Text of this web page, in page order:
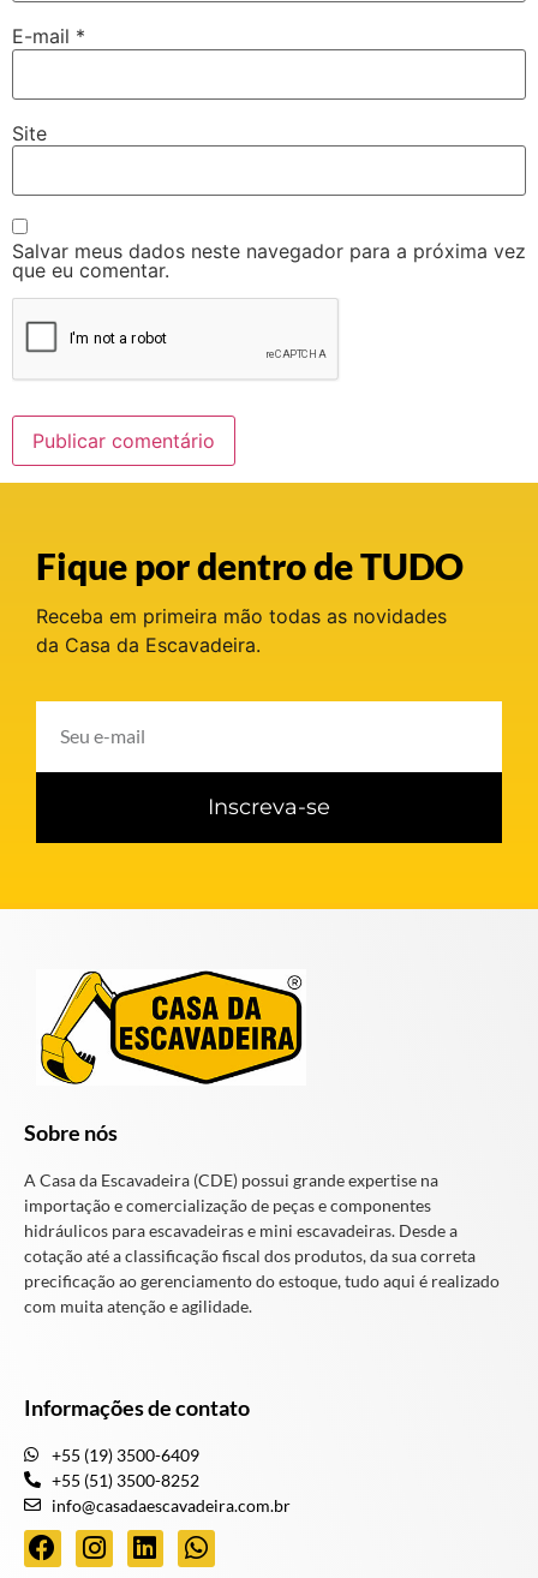
E-mail *
Site
Salvar meus dados neste navegador para a próxima vez
que eu comentar.
Fique por dentro de TUDO
Receba em primeira mão todas as novidades
da Casa da Escavadeira.
Inscreva-se
Sobre nós
A Casa da Escavadeira (CDE) possui grande expertise na
importação e comercialização de peças e componentes
hidráulicos para escavadeiras e mini escavadeiras. Desde a
cotação até a classificação fiscal dos produtos, da sua correta
precificação ao gerenciamento do estoque, tudo aqui é realizado
com muita atenção e agilidade.
Informações de contato
+55 (19) 3500-6409
+55 (51) 3500-8252
info@casadaescavadeira.com.br